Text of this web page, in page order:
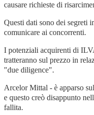
causare richieste di
Questi dati sono dei segreti
comunicare ai concorrenti.
I potenziali acquirenti di
tratteranno sul prezzo in
"due diligence".
Arcelor Mittal - è apparso
e questo creò disappunto
fallita.